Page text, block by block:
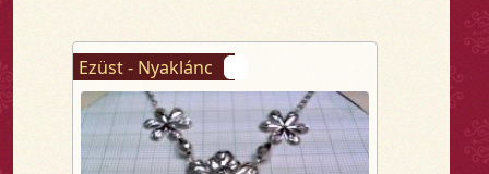
Ezüst - Nyaklánc